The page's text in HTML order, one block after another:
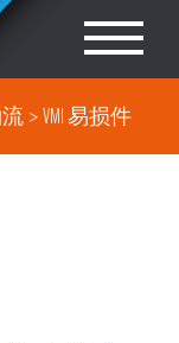
>VMI 易损件